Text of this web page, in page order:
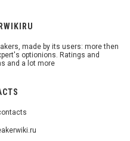
made by its users: more then
optionions. Ratings and
and a lot more